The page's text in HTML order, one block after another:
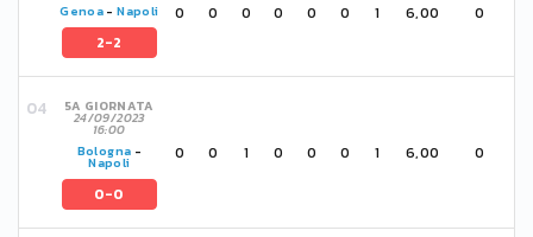
Genoa -Napoli
2-2
0 0 0 0 0 0 1 6,00 0
5A GIORNATA
24/09/2023
16:00
Bologna -
Napoli
0-0
0 0 1 0 0 0 1 6,00 0